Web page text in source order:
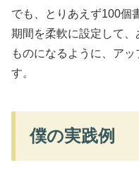
でも、とりあえず100個
期間を柔軟に設定して
ものになるように、ア
す。
僕の実践例